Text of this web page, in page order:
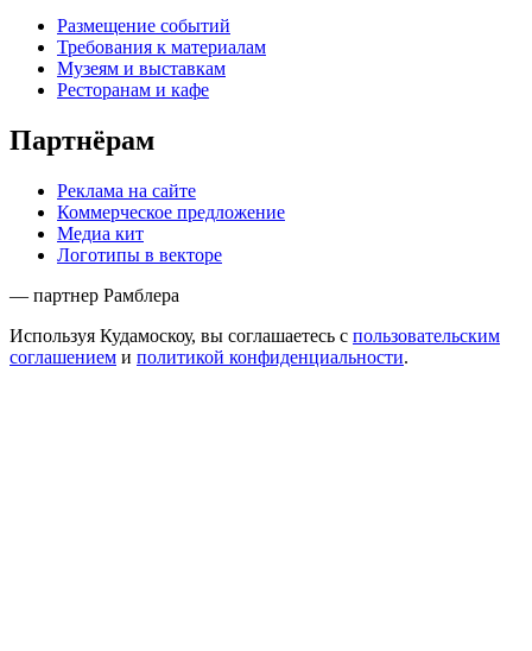
Размещение событий
Требования к материалам
Музеям и выставкам
Ресторанам и кафе
Партнёрам
Реклама на сайте
Коммерческое предложение
Медиа кит
Логотипы в векторе
— партнер Рамблера
Используя Кудамоскоу, вы соглашаетесь с пользовательским
соглашением и политикой конфиденциальности.